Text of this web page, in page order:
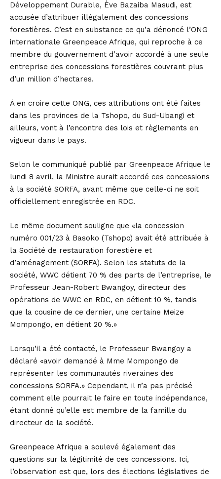
Développement Durable, Ève Bazaiba Masudi, est
accusée d’attribuer illégalement des concessions
forestières. C’est en substance ce qu’a dénoncé l’ONG
internationale Greenpeace Afrique, qui reproche à ce
membre du gouvernement d’avoir accordé à une seule
entreprise des concessions forestières couvrant plus
d’un million d’hectares.
À en croire cette ONG, ces attributions ont été faites
dans les provinces de la Tshopo, du Sud-Ubangi et
ailleurs, vont à l’encontre des lois et règlements en
vigueur dans le pays.
Selon le communiqué publié par Greenpeace Afrique le
lundi 8 avril, la Ministre aurait accordé ces concessions
à la société SORFA, avant même que celle-ci ne soit
officiellement enregistrée en RDC.
Le même document souligne que «la concession
numéro 001/23 à Basoko (Tshopo) avait été attribuée à
la Société de restauration forestière et
d’aménagement (SORFA). Selon les statuts de la
société, WWC détient 70 % des parts de l’entreprise, le
Professeur Jean-Robert Bwangoy, directeur des
opérations de WWC en RDC, en détient 10 %, tandis
que la cousine de ce dernier, une certaine Meize
Mompongo, en détient 20 %.»
Lorsqu’il a été contacté, le Professeur Bwangoy a
déclaré «avoir demandé à Mme Mompongo de
représenter les communautés riveraines des
concessions SORFA.» Cependant, il n’a pas précisé
comment elle pourrait le faire en toute indépendance,
étant donné qu’elle est membre de la famille du
directeur de la société.
Greenpeace Afrique a soulevé également des
questions sur la légitimité de ces concessions. Ici,
l’observation est que, lors des élections législatives de